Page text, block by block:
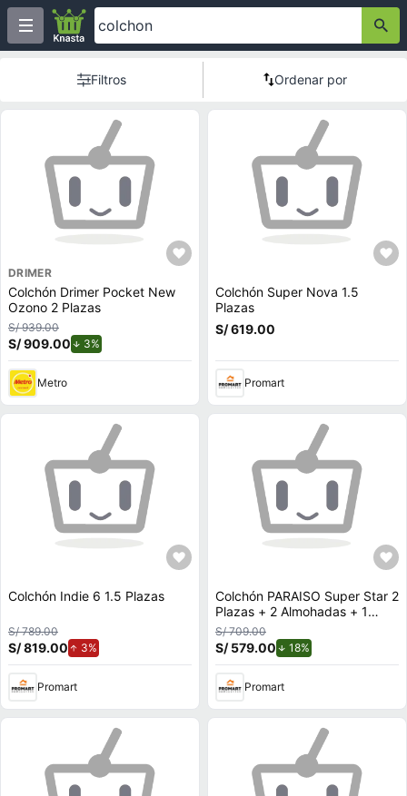
Filtros Ordenar por
DRIMER
Colchón Drimer Pocket New
Ozono 2 Plazas
S/ 939.00
S/ 909.00 3%
Metro
Colchón Super Nova 1.5
Plazas
S/ 619.00
Promart
Colchón Indie 6 1.5 Plazas
S/ 789.00
S/ 819.00 3%
Promart
Colchón PARAISO Super Star 2
Plazas + 2 Almohadas + 1
Protector
S/ 709.00
S/ 579.00 18%
Promart